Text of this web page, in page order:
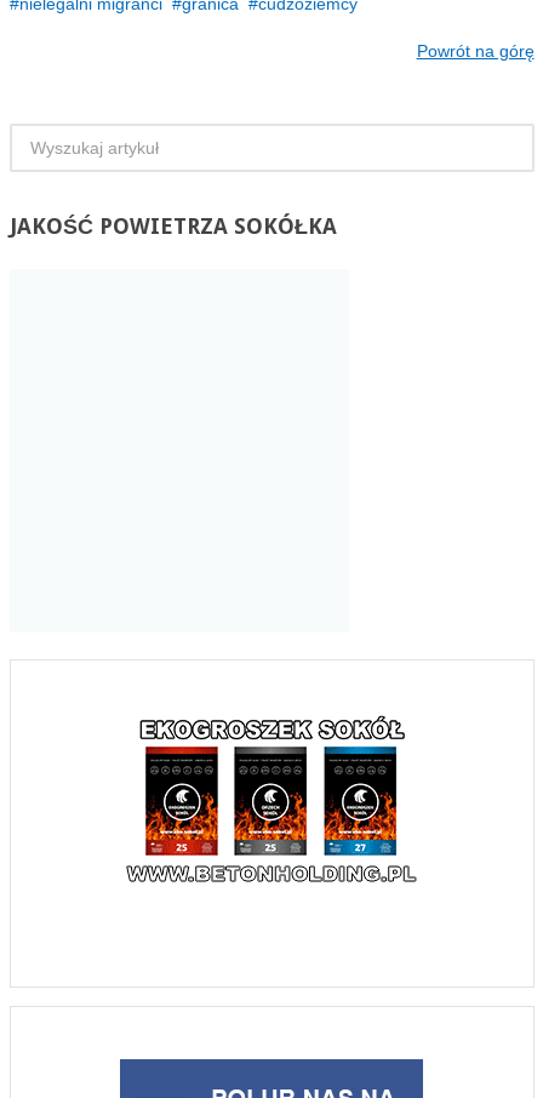
Powrót na górę
JAKOŚĆPOWIETRZA SOKÓŁKA